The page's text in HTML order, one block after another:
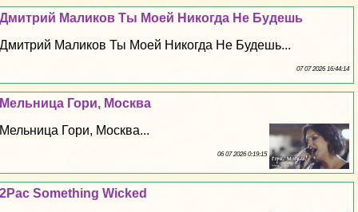
Дмитрий Маликов Ты Моей Никогда Не Будешь
Дмитрий Маликов Ты Моей Никогда Не Будешь...
07 07 2026 16:44:14
Мельница Гори, Москва
Мельница Гори, Москва...
06 07 2026 0:19:15
2Pac Something Wicked